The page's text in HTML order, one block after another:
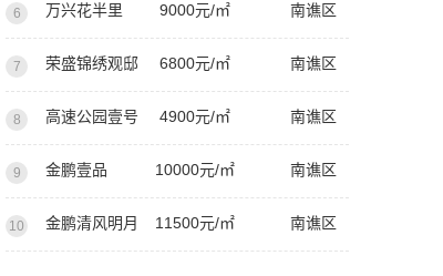
6 万兴花半里 9000元/㎡ 南谯区
7 荣盛锦绣观邸 6800元/㎡ 南谯区
8 高速公园壹号 4900元/㎡ 南谯区
9 金鹏壹品 10000元/㎡ 南谯区
10 金鹏清风明月 11500元/㎡ 南谯区